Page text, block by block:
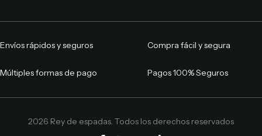
Envíos rápidos y seguros Compra fácil y segura
Múltiples formas de pago Pagos 100% Seguros
2026 Rey de espadas. Todos los derechos reservados